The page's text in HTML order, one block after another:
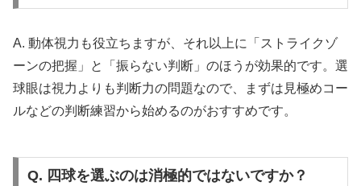
A. 動体視力も役立ちますが、それ以上に「ストライクゾ
ーンの把握」と「振らない判断」のほうが効果的です。選
球眼は視力よりも判断力の問題なので、まずは見極めコー
ルなどの判断練習から始めるのがおすすめです。
Q. 四球を選ぶのは消極的ではないですか？